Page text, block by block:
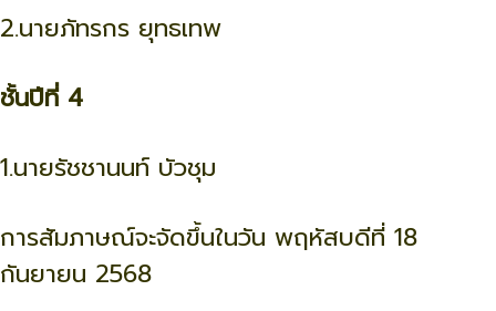
2.นายภัทรกร ยุทธเทพ
ชั้นปีที่ 4
1.นายรัชชานนท์ บัวชุม
การสัมภาษณ์จะจัดขึ้นในวัน พฤหัสบดีที่ 18
กันยายน 2568